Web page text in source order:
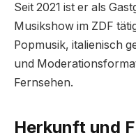
Seit 2021 ist er als
Musikshow im ZDF
Popmusik, italienisch
und
Fernsehen.
Herkunft und